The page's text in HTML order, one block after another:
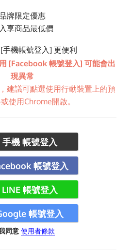
牌限定優惠
享商品最低價
手機帳號登入] 更便利
[Facebook 帳號登入] 可能會出
現異常
建議可點選使用行動裝置上的預
使用Chrome開啟。
手機 帳號登入
帳號登入
LINE 帳號登入
帳號登入
同意 使用者條款